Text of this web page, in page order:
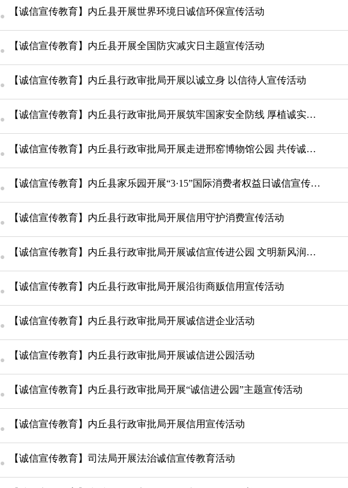
【诚信宣传教育】内丘县开展世界环境日诚信环保宣传活动
【诚信宣传教育】内丘县开展全国防灾减灾日主题宣传活动
【诚信宣传教育】内丘县行政审批局开展以诚立身 以信待人宣传活动
【诚信宣传教育】内丘县行政审批局开展筑牢国家安全防线 厚植诚实守信底色宣传活动
【诚信宣传教育】内丘县行政审批局开展走进邢窑博物馆公园 共传诚信文明新风活动
【诚信宣传教育】内丘县家乐园开展“3·15”国际消费者权益日诚信宣传活动
【诚信宣传教育】内丘县行政审批局开展信用守护消费宣传活动
【诚信宣传教育】内丘县行政审批局开展诚信宣传进公园 文明新风润民心
【诚信宣传教育】内丘县行政审批局开展沿街商贩信用宣传活动
【诚信宣传教育】内丘县行政审批局开展诚信进企业活动
【诚信宣传教育】内丘县行政审批局开展诚信进公园活动
【诚信宣传教育】内丘县行政审批局开展“诚信进公园”主题宣传活动
【诚信宣传教育】内丘县行政审批局开展信用宣传活动
【诚信宣传教育】司法局开展法治诚信宣传教育活动